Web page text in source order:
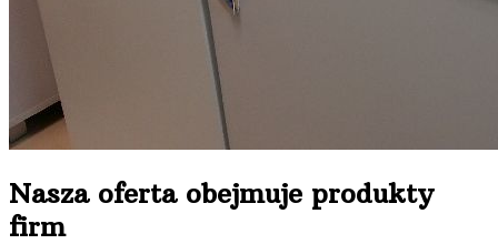
Nasza oferta obejmuje produkty
firm